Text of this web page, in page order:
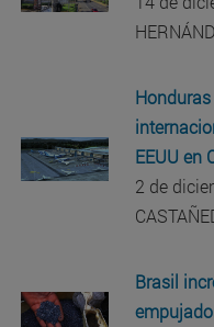
EEUU en
2 de
Brasil